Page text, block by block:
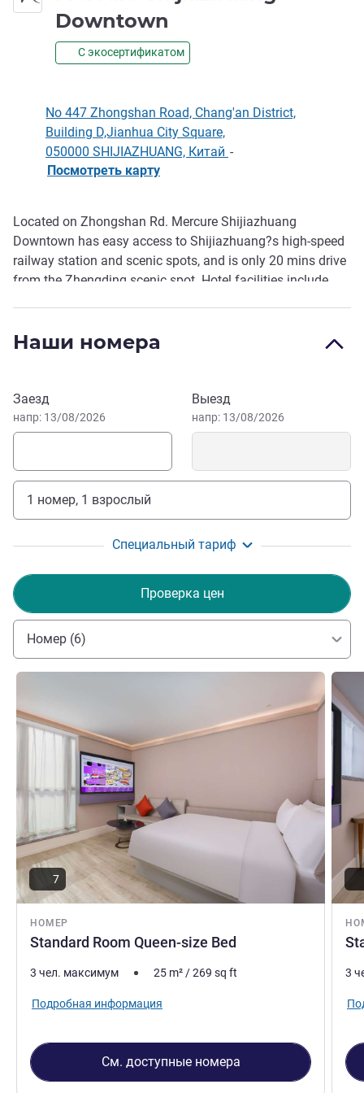
Downtown
С экосертификатом
No 447 Zhongshan Road, Chang'an District,
Building D,Jianhua City Square,
050000 SHIJIAZHUANG, Китай -
Посмотреть карту
Описание
Located on Zhongshan Rd. Mercure Shijiazhuang
Downtown has easy access to Shijiazhuang?s high-speed
railway station and scenic spots, and is only 20 mins drive
from the Zhengding scenic spot. Hotel facilities include
travelers and holidaymakers.
Наши номера
Забронировать этот отель
Заезд
напр: 13/08/2026
Выезд
напр: 13/08/2026
1 номер, 1 взрослый
Специальный тариф
Проверка цен
Номер (6)
НОМЕР
Standard Room Queen-size Bed
Подробная информация
7
3 чел. максимум 25 m²/269 sq ft
Подробная информация
См. доступные номера
3